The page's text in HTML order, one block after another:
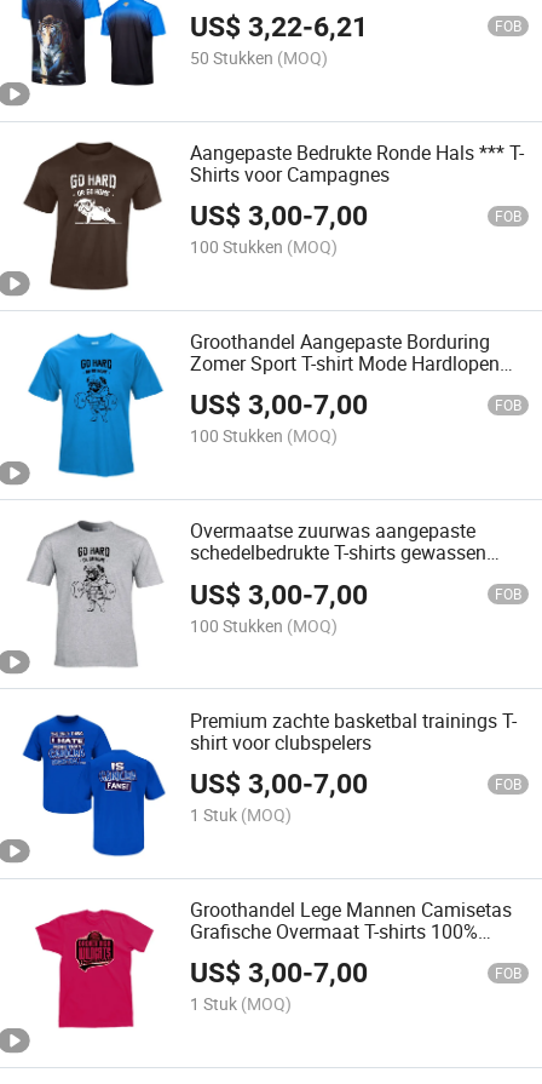
US$3,22-6,21 FOB
50 Stukken (MOQ)
Aangepaste Bedrukte Ronde Hals *** T-
Shirts voor Campagnes
US$3,00-7,00 FOB
100 Stukken (MOQ)
Groothandel Aangepaste Borduring
Zomer Sport T-shirt Mode Hardlopen
100% Katoen T-shirt Korte Mouw
Goedkoopste Mannen Witte T-shirt
US$3,00-7,00 FOB
100 Stukken (MOQ)
Overmaatse zuurwas aangepaste
schedelbedrukte T-shirts gewassen
US$3,00-7,00 FOB
100 Stukken (MOQ)
Premium zachte basketbal trainings T-
shirt voor clubspelers
US$3,00-7,00 FOB
1 Stuk (MOQ)
Groothandel Lege Mannen Camisetas
Grafische Overmaat T-shirts 100%
Premium Katoen Mannen T-shirt
Aangepaste Logo Etiket Print T-shirt
US$3,00-7,00 FOB
1 Stuk (MOQ)